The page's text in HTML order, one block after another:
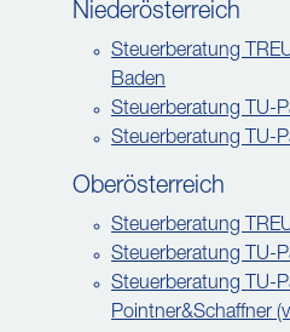
Niederösterreich
Steuerberatung
Baden
Steuerberatung TU-
Steuerberatung TU-
Oberösterreich
Steuerberatung
Steuerberatung TU-
Steuerberatung TU-
Pointner&Schaffner